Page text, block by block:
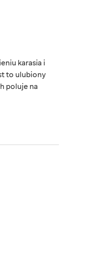
karasia i
to ulubiony
poluje na